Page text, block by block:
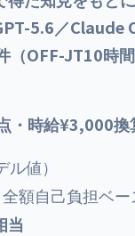
5.6／
（OFF-JT10時
・時給¥3,000換
ル値）
額自己負担ベー
当